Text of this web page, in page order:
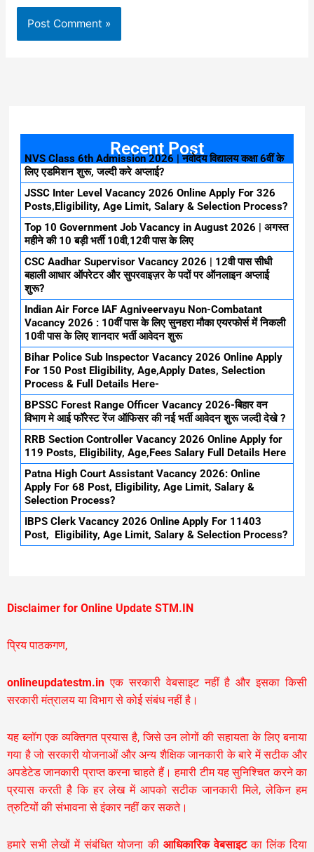
Recent Post
NVS Class 6th Admission 2026 | नवोदय विद्यालय कक्षा 6वीं के
लिए एडमिशन शुरू, जल्दी करे अप्लाई?
JSSC Inter Level Vacancy 2026 Online Apply For 326
Posts,Eligibility, Age Limit, Salary & Selection Process?
Top 10 Government Job Vacancy in August 2026 | अगस्त
महीने की 10 बड़ी भर्ती 10वी,12वी पास के लिए
CSC Aadhar Supervisor Vacancy 2026 | 12वी पास सीधी
बहाली आधार ऑपरेटर और सुपरवाइज़र के पदों पर ऑनलाइन अप्लाई
शुरू?
Indian Air Force IAF Agniveervayu Non-Combatant
Vacancy 2026 : 10वीं पास के लिए सुनहरा मौका एयरफोर्स में निकली
10वी पास के लिए शानदार भर्ती आवेदन शुरू
Bihar Police Sub Inspector Vacancy 2026 Online Apply
For 150 Post Eligibility, Age,Apply Dates, Selection
Process & Full Details Here-
BPSSC Forest Range Officer Vacancy 2026-बिहार वन
विभाग मे आई फॉरेस्ट रेंज ऑफिसर की नई भर्ती आवेदन शुरू जल्दी देखे ?
RRB Section Controller Vacancy 2026 Online Apply for
119 Posts, Eligibility, Age,Fees Salary Full Details Here
Patna High Court Assistant Vacancy 2026: Online
Apply For 68 Post, Eligibility, Age Limit, Salary &
Selection Process?
IBPS Clerk Vacancy 2026 Online Apply For 11403
Post, Eligibility, Age Limit, Salary & Selection Process?
Disclaimer for Online Update STM.IN
प्रिय पाठकगण,
onlineupdatestm.in एक सरकारी वेबसाइट नहीं है और इसका किसी
सरकारी मंत्रालय या विभाग से कोई संबंध नहीं है।
यह ब्लॉग एक व्यक्तिगत प्रयास है, जिसे उन लोगों की सहायता के लिए बनाया
गया है जो सरकारी योजनाओं और अन्य शैक्षिक जानकारी के बारे में सटीक और
अपडेटेड जानकारी प्राप्त करना चाहते हैं। हमारी टीम यह सुनिश्चित करने का
प्रयास करती है कि हर लेख में आपको सटीक जानकारी मिले, लेकिन हम
त्रुटियों की संभावना से इंकार नहीं कर सकते।
हमारे सभी लेखों में संबंधित योजना की आधिकारिक वेबसाइटका लिंक दिया